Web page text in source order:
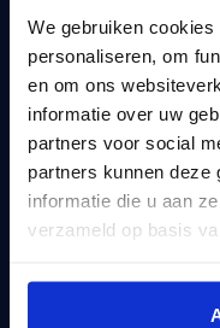
We gebruiken
personaliseren, om
en om ons
informatie over uw
partners voor social
partners kunnen deze
informatie die u aan
verzameld op basis